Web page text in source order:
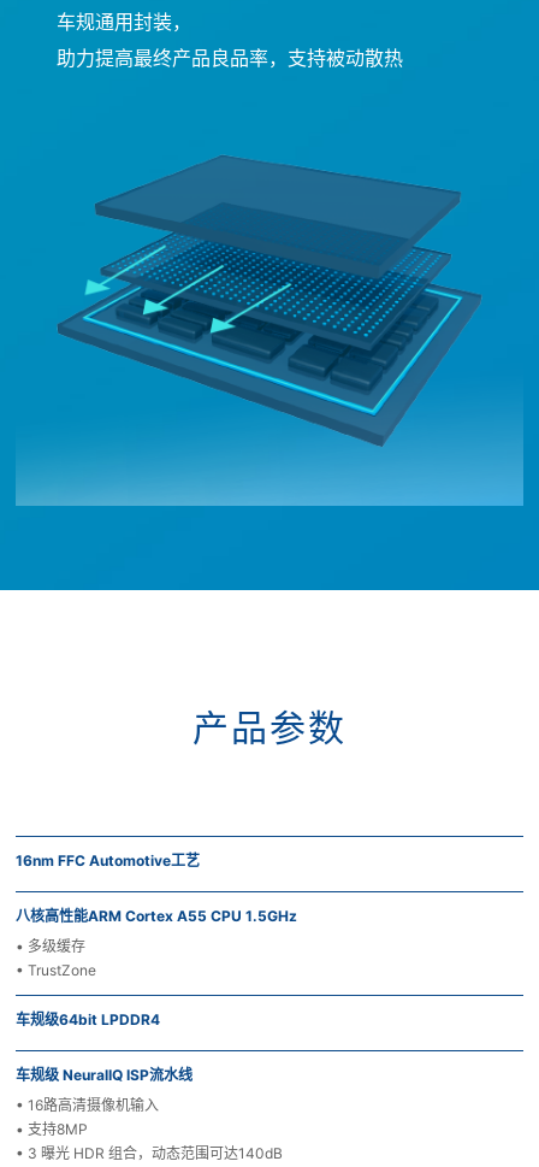
车规通用封装，
助力提高最终产品良品率，支持被动散热
产品参数
16nm FFC Automotive工艺
八核高性能ARM Cortex A55 CPU 1.5GHz
• 多级缓存
• TrustZone
车规级64bit LPDDR4
车规级 NeuralIQ ISP流水线
• 16路高清摄像机输入
• 支持8MP
• 3 曝光 HDR 组合，动态范围可达140dB